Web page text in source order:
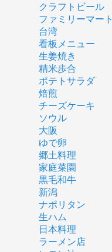
クラフトビール
ファミリーマート
台湾
看板メニュー
生姜焼き
精米歩合
ポテトサラダ
焙煎
チーズケーキ
ソウル
大阪
ゆで卵
郷土料理
家庭菜園
黒毛和牛
新潟
ナポリタン
生ハム
日本料理
ラーメン店